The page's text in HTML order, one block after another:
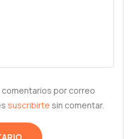
por correo
suscribirte sin comentar.